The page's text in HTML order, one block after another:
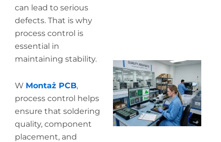
can lead to serious
defects. That is why
process control is
essential in
maintaining stability.
W Montaż PCB,
process control helps
ensure that soldering
quality, component
placement, and